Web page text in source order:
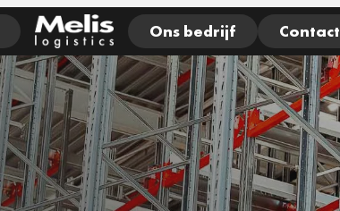
Ons bedrijf Contact